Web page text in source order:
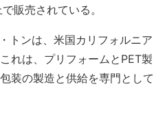
販売されている。
トンは、米国カリフォルニア
れは、プリフォームとPET製
装の製造と供給を専門として